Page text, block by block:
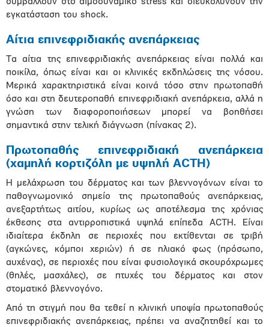
εγκατάσταση του shock.
Αίτια επινεφριδιακής ανεπάρκειας
Τα αίτια της επινεφριδιακής ανεπάρκειας είναι πολλά και
ποικίλα, όπως είναι και οι κλινικές εκδηλώσεις της νόσου.
Μερικά χαρακτηριστικά είναι κοινά τόσο στην πρωτοπαθή
όσο και στη δευτεροπαθή επινεφριδιακή ανεπάρκεια, αλλά η
γνώση των διαφοροποιήσεων μπορεί να βοηθήσει
σημαντικά στην τελική διάγνωση (πίνακας 2).
Πρωτοπαθής επινεφριδιακή ανεπάρκεια
(χαμηλή κορτιζόλη με υψηλή ACTH)
Η μελάχρωση του δέρματος και των βλεννογόνων είναι το
παθογνωμονικό σημείο της πρωτοπαθούς ανεπάρκειας,
ανεξαρτήτως αιτίου, κυρίως ως αποτέλεσμα της χρόνιας
έκθεσης στα αντιρροπιστικά υψηλά επίπεδα ACTH. Είναι
ιδιαίτερα έκδηλη σε περιοχές που εκτίθενται σε τριβή
(αγκώνες, κόμποι χεριών) ή σε ηλιακό φως (πρόσωπο,
αυχένας), σε περιοχές που είναι φυσιολογικά σκουρόχρωμες
(θηλές, μασχάλες), σε πτυχές του δέρματος και στον
στοματικό βλεννογόνο.
Από τη στιγμή που θα τεθεί η κλινική υποψία πρωτοπαθούς
επινεφριδιακής ανεπάρκειας, πρέπει να αναζητηθεί και το